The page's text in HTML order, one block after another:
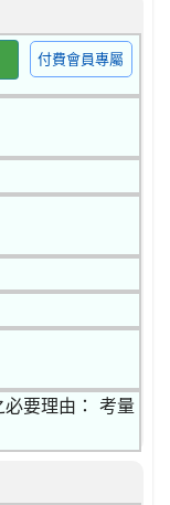
付費會員專屬
要理由： 考量